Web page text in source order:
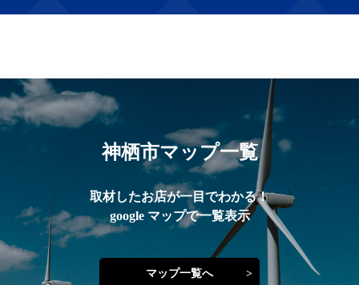
神栖市マップ一覧
取材したお店が一目でわかる！
google マップで一覧表示
マップ一覧へ